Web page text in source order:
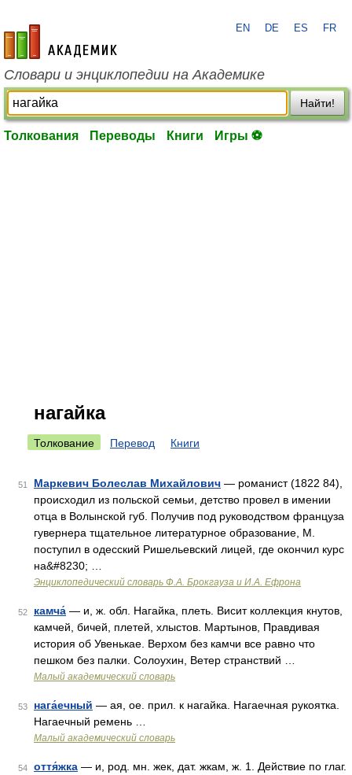
academic.ru
EN DE ES FR
Словари и энциклопедии на Академике
Найти!
Толкования Переводы Книги Игры ⚽
нагайка
Толкование Перевод Книги
51 Маркевич Болеслав Михайлович — романист (1822 84),
происходил из польской семьи, детство провел в имении
отца в Волынской губ. Получив под руководством француза
гувернера тщательное литературное образование, М.
поступил в одесский Ришельевский лицей, где окончил курс
на&#8230; …
Энциклопедический словарь Ф.А. Брокгауза и И.А. Ефрона
52 камча́ — и, ж. обл. Нагайка, плеть. Висит коллекция кнутов,
камчей, бичей, плетей, хлыстов. Мартынов, Правдивая
история об Увенькае. Верхом без камчи все равно что
пешком без палки. Солоухин, Ветер странствий …
Малый академический словарь
53 нага́ечный — ая, ое. прил. к нагайка. Нагаечная рукоятка.
Нагаечный ремень …
Малый академический словарь
54 оття́жка — и, род. мн. жек, дат. жкам, ж. 1. Действие по глаг.